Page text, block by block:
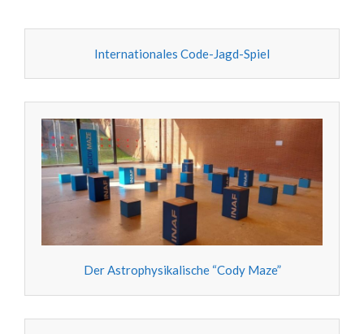
Internationales Code-Jagd-Spiel
Der Astrophysikalische “Cody Maze”